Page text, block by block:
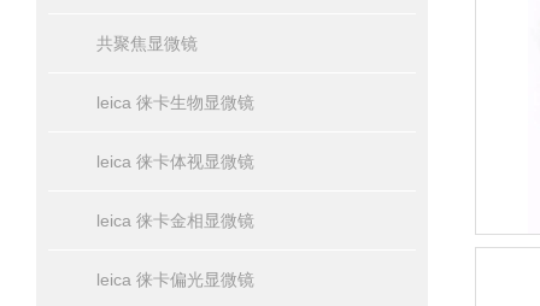
共聚焦显微镜
leica 徕卡生物显微镜
leica 徕卡体视显微镜
leica 徕卡金相显微镜
leica 徕卡偏光显微镜